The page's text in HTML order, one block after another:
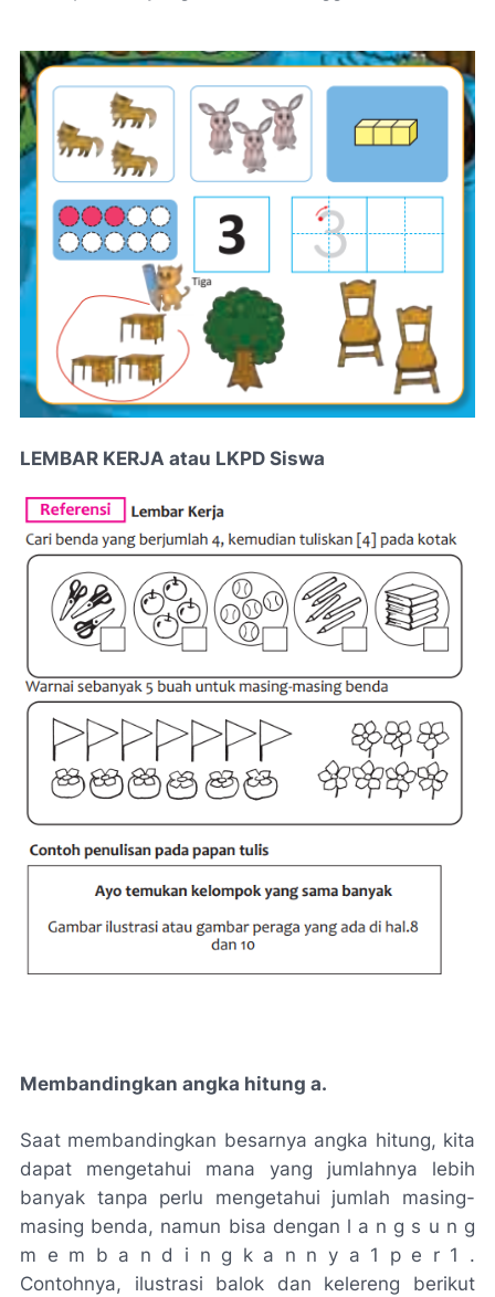
LEMBAR KERJA atau LKPD Siswa
Membandingkan angka hitung a.
Saat membandingkan besarnya angka hitung, kita
dapat mengetahui mana yang jumlahnya lebih
banyak tanpa perlu mengetahui jumlah masing-
masing benda, namun bisa dengan l a n g s u n g
m e m b a n d i n g k a n n y a 1 p e r 1 .
Contohnya, ilustrasi balok dan kelereng berikut